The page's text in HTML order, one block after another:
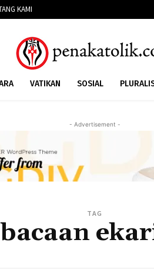
KAMI
VATIKAN SOSIAL
- Advertisement -
TAG
bacaan